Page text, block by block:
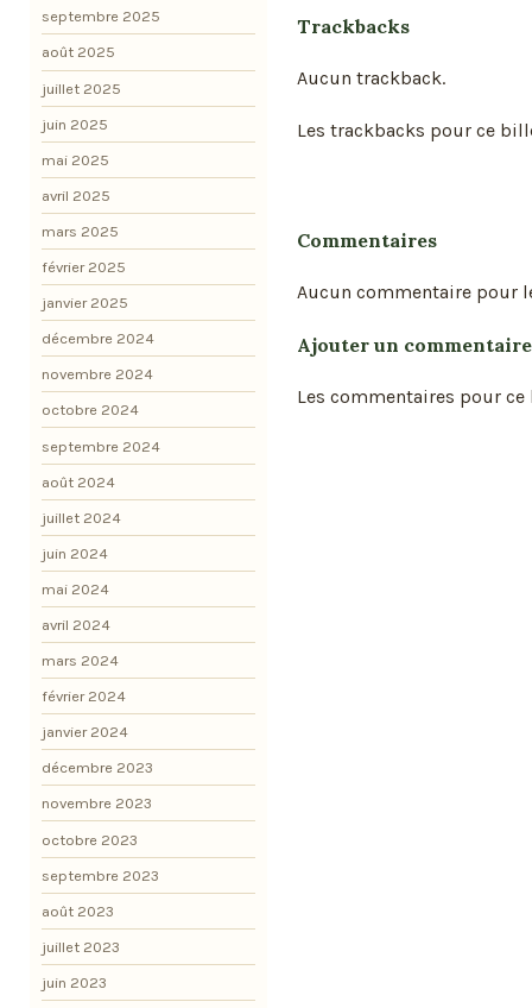
Trackbacks
Aucun trackback.
Les trackbacks pour ce
Commentaires
Aucun commentaire pour
Ajouter un commentaire
Les commentaires pour
septembre 2025
août 2025
juillet 2025
juin 2025
mai 2025
avril 2025
mars 2025
février 2025
janvier 2025
décembre 2024
novembre 2024
octobre 2024
septembre 2024
août 2024
juillet 2024
juin 2024
mai 2024
avril 2024
mars 2024
février 2024
janvier 2024
décembre 2023
novembre 2023
octobre 2023
septembre 2023
août 2023
juillet 2023
juin 2023